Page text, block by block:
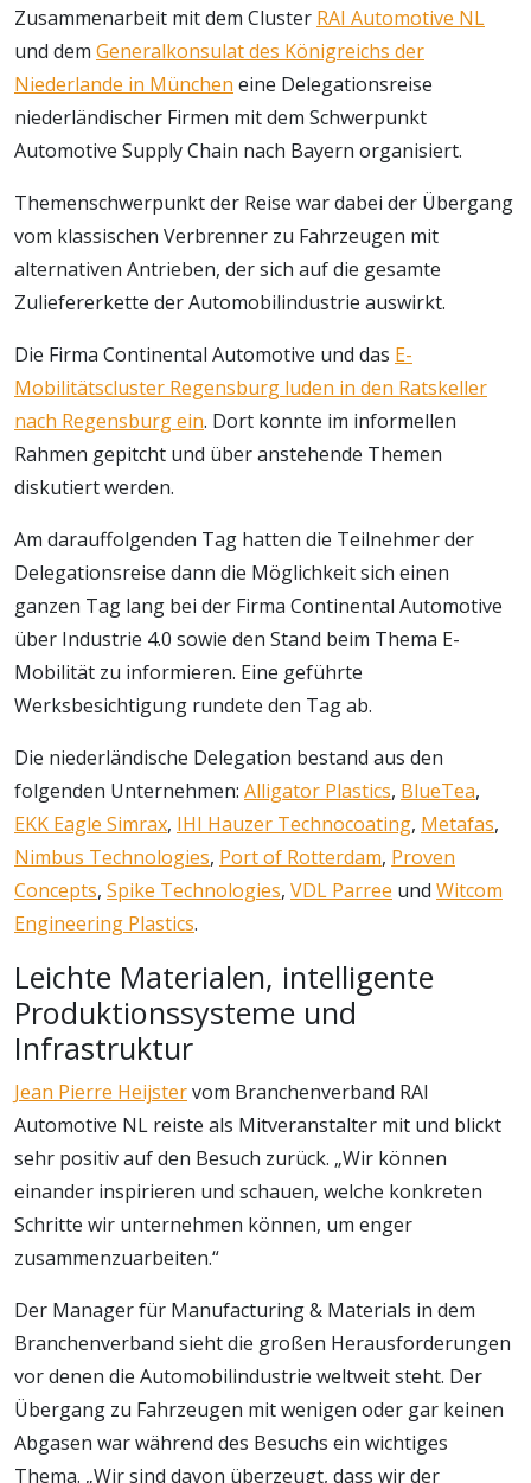
Zusammenarbeit mit dem Cluster RAI Automotive NL
und dem Generalkonsulat des Königreichs der
Niederlande in München eine Delegationsreise
niederländischer Firmen mit dem Schwerpunkt
Automotive Supply Chain nach Bayern organisiert.
Themenschwerpunkt der Reise war dabei der Übergang
vom klassischen Verbrenner zu Fahrzeugen mit
alternativen Antrieben, der sich auf die gesamte
Zuliefererkette der Automobilindustrie auswirkt.
Die Firma Continental Automotive und das E-
Mobilitätscluster Regensburg luden in den Ratskeller
nach Regensburg ein. Dort konnte im informellen
Rahmen gepitcht und über anstehende Themen
diskutiert werden.
Am darauffolgenden Tag hatten die Teilnehmer der
Delegationsreise dann die Möglichkeit sich einen
ganzen Tag lang bei der Firma Continental Automotive
über Industrie 4.0 sowie den Stand beim Thema E-
Mobilität zu informieren. Eine geführte
Werksbesichtigung rundete den Tag ab.
Die niederländische Delegation bestand aus den
folgenden Unternehmen: Alligator Plastics, BlueTea,
EKK Eagle Simrax, IHI Hauzer Technocoating, Metafas,
Nimbus Technologies, Port of Rotterdam, Proven
Concepts, Spike Technologies, VDL Parree und Witcom
Engineering Plastics.
Leichte Materialen, intelligente
Produktionssysteme und
Infrastruktur
Jean Pierre Heijstervom Branchenverband RAI
Automotive NL reiste als Mitveranstalter mit und blickt
sehr positiv auf den Besuch zurück. „Wir können
einander inspirieren und schauen, welche konkreten
Schritte wir unternehmen können, um enger
zusammenzuarbeiten.“
Der Manager für Manufacturing & Materials in dem
Branchenverband sieht die großen Herausforderungen
vor denen die Automobilindustrie weltweit steht. Der
Übergang zu Fahrzeugen mit wenigen oder gar keinen
Abgasen war während des Besuchs ein wichtiges
Thema. „Wir sind davon überzeugt, dass wir der